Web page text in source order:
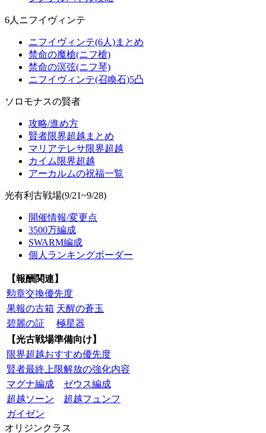
6人ニフイヴィンテ
ニフイヴィンテ(6人)まとめ
禁命の魔槍(ニフ槍)
禁命の溟弦(ニフ琴)
ニフイヴィンテ(召喚石)5凸
ソロモナスの賢者
攻略/進め方
賢者限界超越まとめ
マリアテレサ限界超越
カイム限界超越
アーカルムの祝福一覧
光有利古戦場(9/21~9/28)
開催情報/変更点
3500万編成
SWARM編成
個人ランキングボーダー
【報酬関連】
勲章交換優先度
果報の古箱 天醒の蒼玉
碧麗の証
極星器
【光古戦場準備向け】
限界超越おすすめ優先度
賢者最終上限解放の強化内容
マグナ編成
ゼウス編成
超越ソーン
超越フュンフ
ガイゼン
オリジンクラス